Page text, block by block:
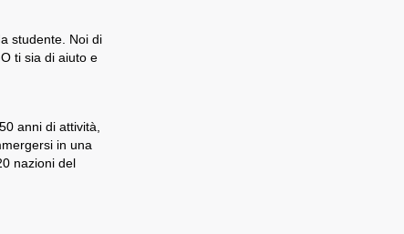
studente. Noi di
ti sia di aiuto e
anni di attività,
in una
nazioni del